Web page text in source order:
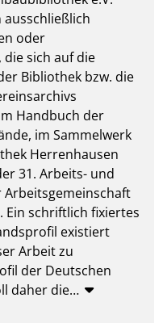
oder
sich auf die
Bibliothek bzw. die
Handbuch der
im Sammelwerk
Herrenhausen
31. Arbeits- und
Ein schriftlich fixiertes
existiert
Arbeit zu
der Deutschen
daher die…